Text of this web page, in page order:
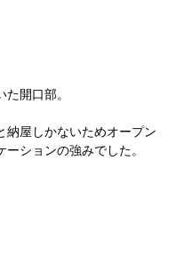
開口部。
納屋しかないためオープン
ションの強みでした。